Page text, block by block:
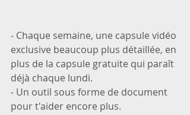
- Chaque semaine, une capsule vidéo
exclusive beaucoup plus détaillée, en
plus de la capsule gratuite qui paraît
déjà chaque lundi.
- Un outil sous forme de document
pour t'aider encore plus.